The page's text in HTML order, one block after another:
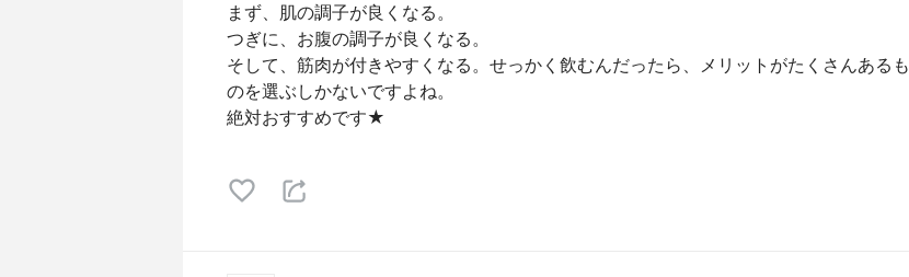
まず、肌の調子が良くなる。
つぎに、お腹の調子が良くなる。
そして、筋肉が付きやすくなる。せっかく飲むんだったら、メリットがたくさんあるも
のを選ぶしかないですよね。
絶対おすすめです★